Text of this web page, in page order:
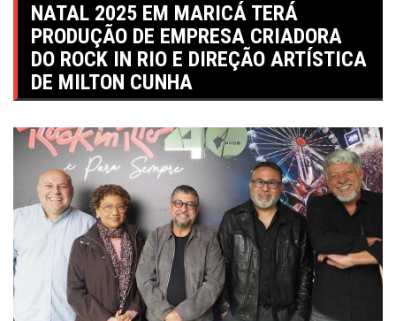
NATAL 2025 EM MARICÁ TERÁ
PRODUÇÃO DE EMPRESA CRIADORA
DO ROCK IN RIO E DIREÇÃO ARTÍSTICA
DE MILTON CUNHA